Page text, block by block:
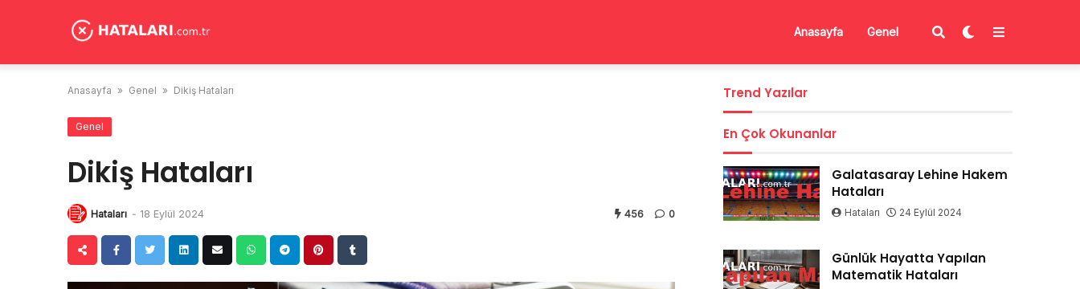
Anasayfa Genel
Anasayfa » Genel » Dikiş Hataları
Genel
Dikiş Hataları
Hataları - 18 Eylül 2024 456 0
Trend Yazılar
En Çok Okunanlar
Galatasaray Lehine Hakem
Hataları
Hataları 24 Eylül 2024
Günlük Hayatta Yapılan
Matematik Hataları